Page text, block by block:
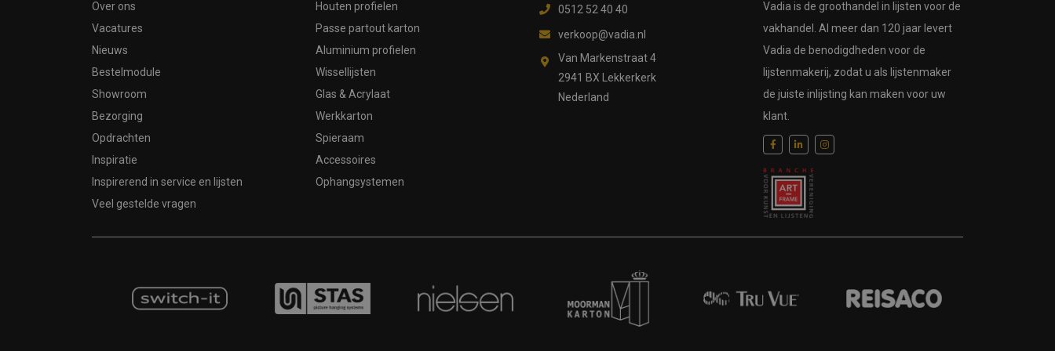
Over ons
Vacatures
Nieuws
Bestelmodule
Showroom
Bezorging
Opdrachten
Inspiratie
Inspirerend in service en lijsten
Veel gestelde vragen
Houten profielen
Passe partout karton
Aluminium profielen
Wissellijsten
Glas & Acrylaat
Werkkarton
Spieraam
Accessoires
Ophangsystemen
0512 52 40 40
verkoop@vadia.nl
Van Markenstraat 4
2941 BX Lekkerkerk
Nederland
Vadia is de groothandel in lijsten voor de
vakhandel. Al meer dan 120 jaar levert
Vadia de benodigdheden voor de
lijstenmakerij, zodat u als lijstenmaker
de juiste inlijsting kan maken voor uw
klant.